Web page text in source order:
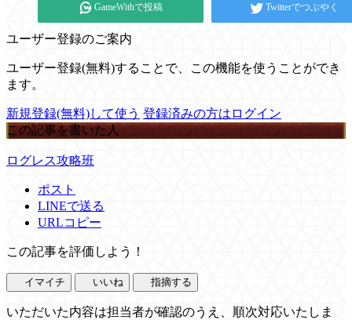
GameWithで投稿 Twitterでつぶやく
ユーザー登録のご案内
ユーザー登録(無料)することで、この機能を使うことができ
ます。
新規登録(無料)して使う 登録済みの方はログイン
この記事を書いた人
ログレス攻略班
ポスト
LINEで送る
URLコピー
この記事を評価しよう！
イマイチ いいね 指摘する
いただいた内容は担当者が確認のうえ、順次対応いたしま